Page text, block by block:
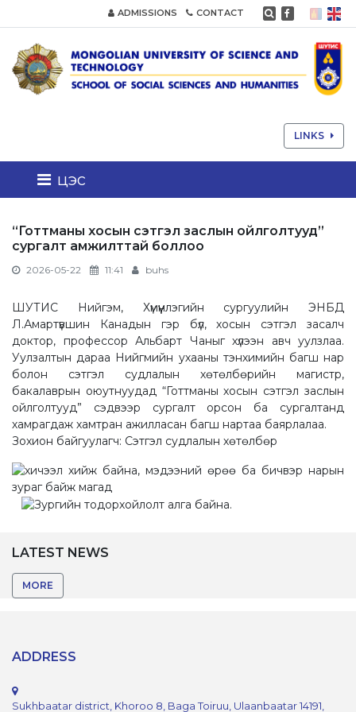
ADMISSIONS CONTACT
LINKS
цэс
“Готтманы хосын сэтгэл заслын ойлголтууд”
сургалт амжилттай боллоо
2026-05-22 11:41 buhs
ШУТИС Нийгэм, Хүмүүнлэгийн сургуулийн ЭНБД
Л.Амартүвшин Канадын гэр бүл, хосын сэтгэл засалч
доктор, профессор Альбарт Чаныг хүлээн авч уулзлаа.
Уулзалтын дараа Нийгмийн ухааны тэнхимийн багш нар
болон сэтгэл судлалын хөтөлбөрийн магистр,
бакалаврын оюутнуудад “Готтманы хосын сэтгэл заслын
ойлголтууд” сэдвээр сургалт орсон ба сургалтанд
хамрагдаж хамтран ажилласан багш нартаа баярлалаа.
Зохион байгуулагч: Сэтгэл судлалын хөтөлбөр
LATEST NEWS
MORE
ADDRESS
Sukhbaatar district, Khoroo 8, Baga Toiruu, Ulaanbaatar 14191,